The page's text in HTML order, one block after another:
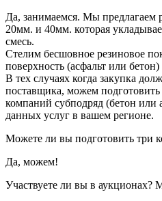
Да, занимаемся. Мы предлагаем
20мм. и 40мм. которая
смесь.
Стелим бесшовное резиновое
поверхность (асфальт или
В тех случаях когда закупка
поставщика, можем подготовить
компаний субподряд (бетон или
данных услуг в вашем регионе.
Можете ли вы подготовить три
Да, можем!
Участвуете ли вы в аукционах?